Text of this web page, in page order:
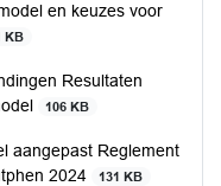
en keuzes voor
KB
Resultaten
106 KB
aangepast Reglement
2024
131 KB